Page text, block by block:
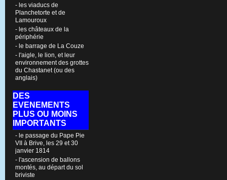
- les viaducs de
Planchetorte et de
Lamouroux
- les châteaux de la
périphérie
- le barrage de La Couze
- l'aigle, le lion, et leur
environnement des grottes
du Chastanet (ou des
anglais)
DES
EVENEMENTS
PLUS OU MOINS
IMPORTANTS
- le passage du Pape Pie
VII à Brive, les 29 et 30
janvier 1814
- l'ascension de ballons
montés, au départ du sol
briviste